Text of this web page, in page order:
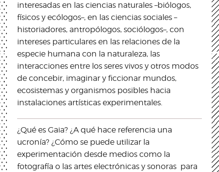
interesadas en las ciencias naturales –biólogos,
físicos y ecólogos–, en las ciencias sociales –
historiadores, antropólogos, sociólogos–, con
intereses particulares en las relaciones de la
especie humana con la naturaleza, las
interacciones entre los seres vivos y otros modos
de concebir, imaginar y ficcionar mundos,
ecosistemas y organismos posibles hacia
instalaciones artísticas experimentales.
¿Qué es Gaia? ¿A qué hace referencia una
ucronía? ¿Cómo se puede utilizar la
experimentación desde medios como la
fotografía o las artes electrónicas y sonoras para